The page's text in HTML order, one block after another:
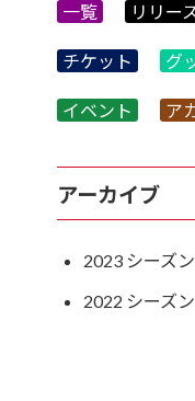
一覧 リリー
チケット グ
イベント ア
アーカイブ
2023
2022